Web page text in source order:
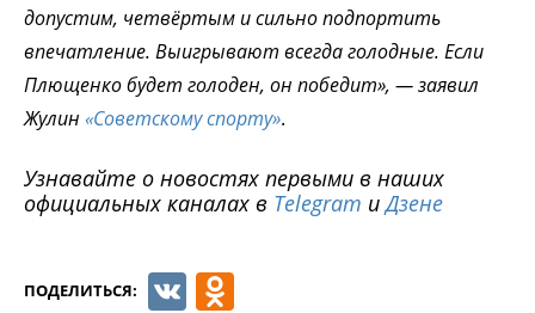
допустим, четвёртым и сильно подпортить
впечатление. Выигрывают всегда голодные. Если
Плющенко будет голоден, он победит», — заявил
Жулин «Советскому спорту».
Узнавайте о новостях первыми в наших
официальных каналах в Telegram иДзене
ПОДЕЛИТЬСЯ: VK